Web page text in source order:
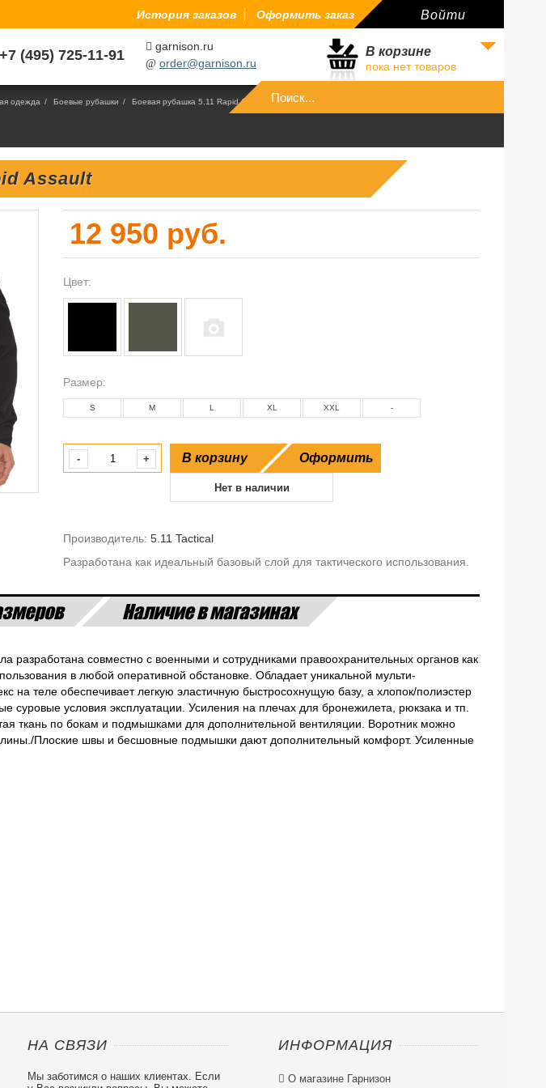
Войти
История заказов Оформить заказ
+7 (495) 725-11-91
 garnison.ru
@ order@garnison.ru
В корзине
пока нет товаров
одежда / Боевые рубашки / Боевая рубашка 5.11 Rapid Assault
Assault
12 950 руб.
Цвет:
Размeр:
S M L XL XXL -
- + В корзину Оформить
Нет в наличии
Производитель: 5.11 Tactical
Разработана как идеальный базовый слой для тактического использования.
Наличие в магазинах
разработана совместно с военными и сотрудниками правоохранительных органов как
в любой оперативной обстановке. Обладает уникальной мульти-
на теле обеспечивает легкую эластичную быстросохнущую базу, а хлопок/полиэстер
суровые условия эксплуатации. Усиления на плечах для бронежилета, рюкзака и тп.
ткань по бокам и подмышками для дополнительной вентиляции. Воротник можно
Плоские швы и бесшовные подмышки дают дополнительный комфорт. Усиленные
НА СВЯЗИ
Мы заботимся о наших клиентах. Если
ИНФОРМАЦИЯ
 О магазине Гарнизон